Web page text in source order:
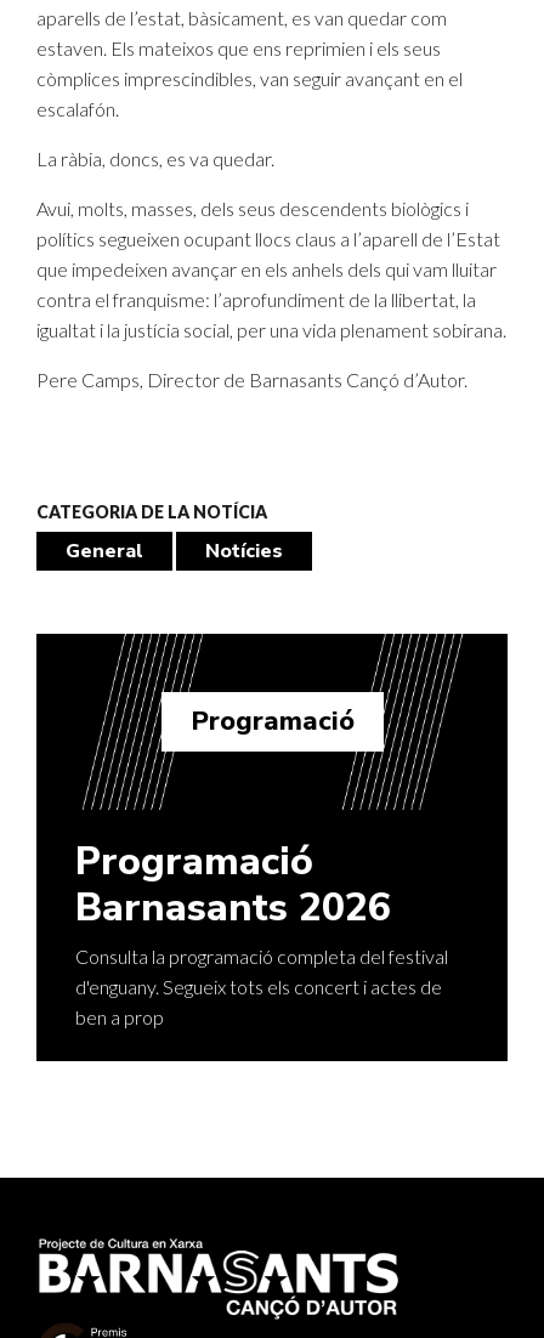
aparells de l’estat, bàsicament, es van quedar com
estaven. Els mateixos que ens reprimien i els seus
còmplices imprescindibles, van seguir avançant en el
escalafón.
La ràbia, doncs, es va quedar.
Avui, molts, masses, dels seus descendents biològics i
polítics segueixen ocupant llocs claus a l’aparell de l’Estat
que impedeixen avançar en els anhels dels qui vam lluitar
contra el franquisme: l’aprofundiment de la llibertat, la
igualtat i la justícia social, per una vida plenament sobirana.
Pere Camps, Director de Barnasants Cançó d’Autor.
CATEGORIA DE LA NOTÍCIA
General Notícies
Programació
Programació
Barnasants 2026
Consulta la programació completa del festival
d'enguany. Segueix tots els concert i actes de
ben a prop